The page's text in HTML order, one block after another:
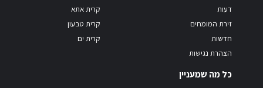
דעות
זירת המומחים
חדשות
הצהרת נגישות
קרית אתא
קרית טבעון
קרית ים
כל מה שמעניין